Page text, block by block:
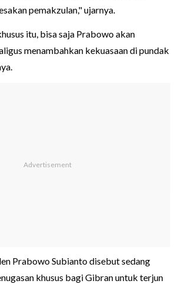
pemakzulan," ujarnya.
itu, bisa saja Prabowo akan
menambahkan kekuasaan di pundak
Prabowo Subianto disebut sedang
khusus bagi Gibran untuk terjun